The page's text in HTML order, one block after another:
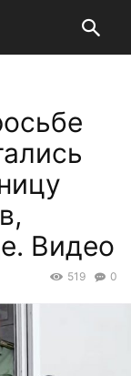
Видео
0
519